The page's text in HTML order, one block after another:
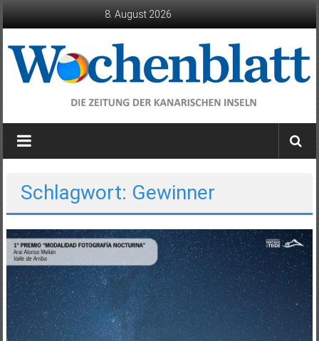
8. August 2026
Wochenblatt
die
Kanarischen
Inseln
Schlagwort: Gewinner